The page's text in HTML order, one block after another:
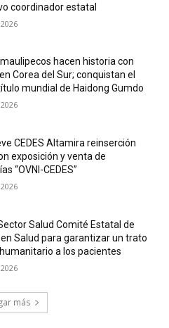
coordinador estatal
hacen historia con
Corea del Sur; conquistan el
mundial de Haidong Gumdo
CEDES Altamira reinserción
exposición y venta de
“OVNI-CEDES”
Salud Comité Estatal de
Salud para garantizar un trato
a los pacientes
más